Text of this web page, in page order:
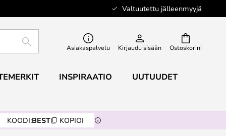
Valtuutettu jälleenmyyjä
Ostoskorini
ETSI Asiakaspalvelu Kirjaudu sisään
INSPIRAATIO UUTUUDET
KOODI:BEST KOPIOI